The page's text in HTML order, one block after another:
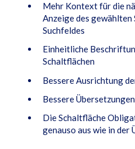
Mehr Kontext für die
Anzeige des gewählten
Suchfeldes
Einheitliche
Schaltflächen
Bessere Ausrichtung
Bessere Übersetzungen
Die Schaltfläche
genauso aus wie in der